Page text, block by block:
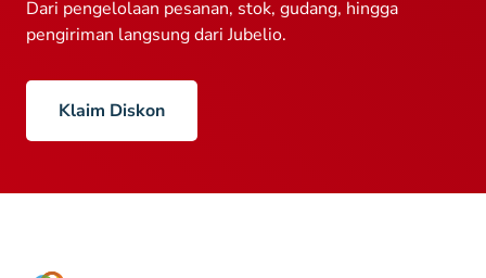
Dari pengelolaan pesanan, stok, gudang, hingga
pengiriman langsung dari Jubelio.
Klaim Diskon